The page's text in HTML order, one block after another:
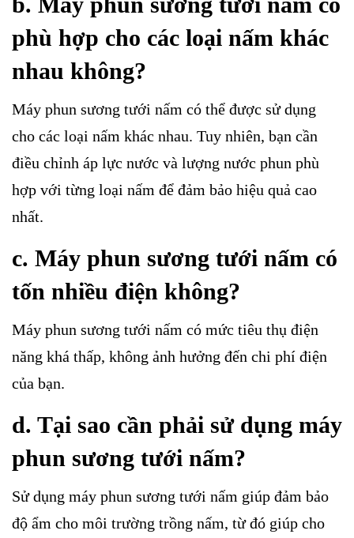
phù hợp cho các loại nấm khác
nhau không?
Máy phun sương tưới nấm có thể được sử dụng
cho các loại nấm khác nhau. Tuy nhiên, bạn cần
điều chỉnh áp lực nước và lượng nước phun phù
hợp với từng loại nấm để đảm bảo hiệu quả cao
nhất.
c. Máy phun sương tưới nấm có
tốn nhiều điện không?
Máy phun sương tưới nấm có mức tiêu thụ điện
năng khá thấp, không ảnh hưởng đến chi phí điện
của bạn.
d. Tại sao cần phải sử dụng máy
phun sương tưới nấm?
Sử dụng máy phun sương tưới nấm giúp đảm bảo
độ ẩm cho môi trường trồng nấm, từ đó giúp cho